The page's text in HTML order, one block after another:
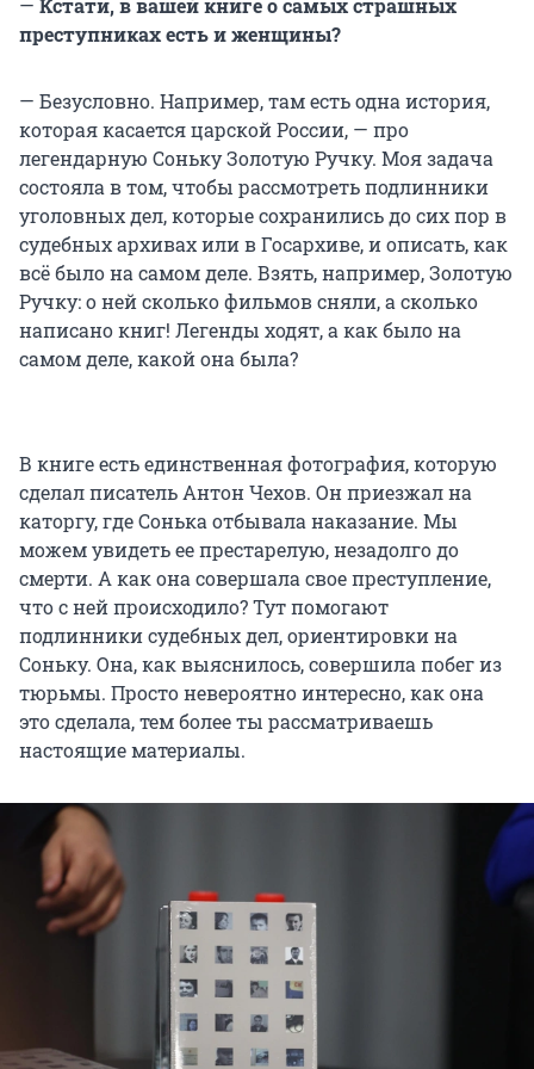
— Кстати, в вашей книге о самых страшных
преступниках есть и женщины?
— Безусловно. Например, там есть одна история,
которая касается царской России, — про
легендарную Соньку Золотую Ручку. Моя задача
состояла в том, чтобы рассмотреть подлинники
уголовных дел, которые сохранились до сих пор в
судебных архивах или в Госархиве, и описать, как
всё было на самом деле. Взять, например, Золотую
Ручку: о ней сколько фильмов сняли, а сколько
написано книг! Легенды ходят, а как было на
самом деле, какой она была?
В книге есть единственная фотография, которую
сделал писатель Антон Чехов. Он приезжал на
каторгу, где Сонька отбывала наказание. Мы
можем увидеть ее престарелую, незадолго до
смерти. А как она совершала свое преступление,
что с ней происходило? Тут помогают
подлинники судебных дел, ориентировки на
Соньку. Она, как выяснилось, совершила побег из
тюрьмы. Просто невероятно интересно, как она
это сделала, тем более ты рассматриваешь
настоящие материалы.